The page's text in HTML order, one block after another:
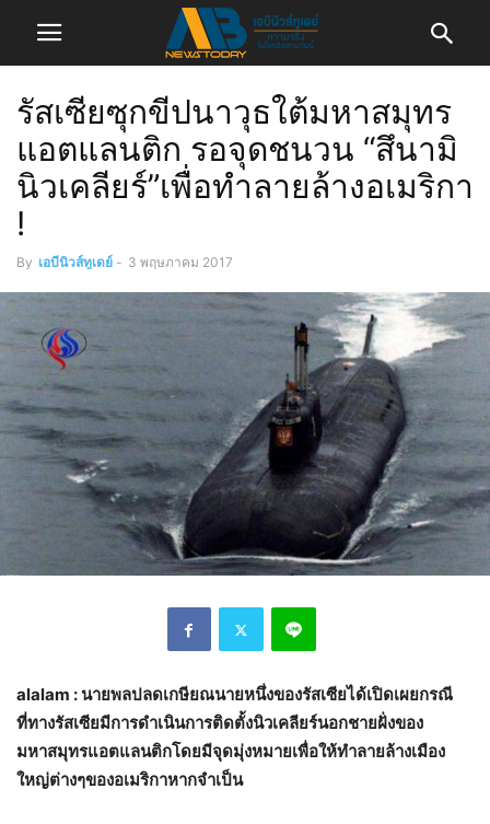
รัสเซียซุกขีปนาวุธใต้มหาสมุทร
แอตแลนติก รอจุดชนวน “สึนามิ
นิวเคลียร์”เพื่อทำลายล้างอเมริกา
!
By เอบีนิวส์ทูเดย์ - 3 พฤษภาคม 2017
alalam : นายพลปลดเกษียณนายหนึ่งของรัสเซียได้เปิดเผยกรณี
ที่ทางรัสเซียมีการดำเนินการติดตั้งนิวเคลียร์นอกชายฝั่งของ
มหาสมุทรแอตแลนติกโดยมีจุดมุ่งหมายเพื่อให้ทำลายล้างเมือง
ใหญ่ต่างๆของอเมริกาหากจำเป็น